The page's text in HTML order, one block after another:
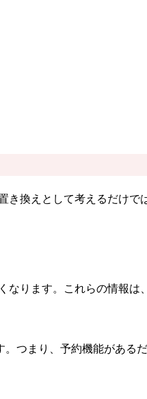
換えとして考えるだけで
ります。これらの情報は
つまり、予約機能がある